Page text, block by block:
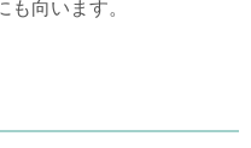
向います。